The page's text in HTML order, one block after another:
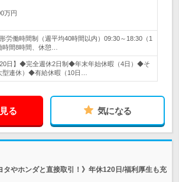
万円
労働時間制（週平均40時間以内）09:30～18:30（1
時間8時間、休憩…
日】◆完全週休2日制◆年末年始休暇（4日）◆そ
型連休）◆有給休暇（10日…
る 気になる
タやホンダと直接取引！》年休120日/福利厚生も充